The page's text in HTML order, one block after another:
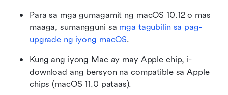
Para sa mga gumagamit ng macOS 10.12 o mas
maaga, sumangguni sa mga tagubilin sa pag-
upgrade ng iyong macOS.
Kung ang iyong Mac ay may Apple chip, i-
download ang bersyon na compatible sa Apple
chips (macOS 11.0 pataas).